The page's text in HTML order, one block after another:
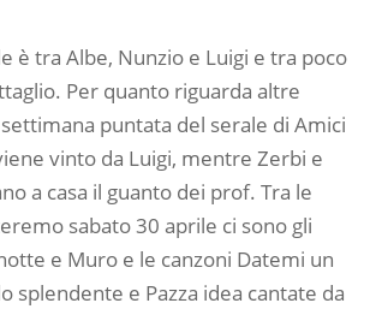
è tra Albe, Nunzio e Luigi e tra poco
Per quanto riguarda altre
puntata del serale di Amici
vinto da Luigi, mentre Zerbi e
a casa il guanto dei prof. Tra le
sabato 30 aprile ci sono gli
e Muro e le canzoni Datemi un
splendente e Pazza idea cantate da